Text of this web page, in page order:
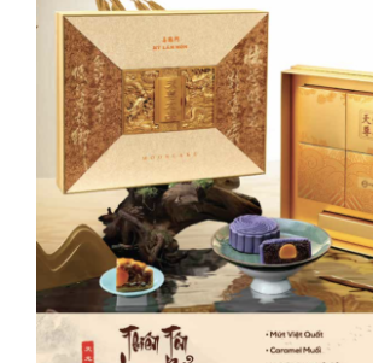
ADD TO CART
/
DETAILS